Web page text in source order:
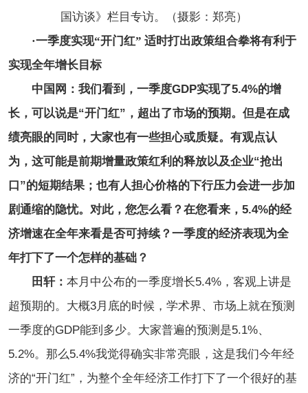
国访谈》栏目专访。（摄影：郑亮）
·一季度实现“开门红” 适时打出政策组合拳将有利于
实现全年增长目标
中国网：我们看到，一季度GDP实现了5.4%的增
长，可以说是“开门红”，超出了市场的预期。但是在成
绩亮眼的同时，大家也有一些担心或质疑。有观点认
为，这可能是前期增量政策红利的释放以及企业“抢出
口”的短期结果；也有人担心价格的下行压力会进一步加
剧通缩的隐忧。对此，您怎么看？在您看来，5.4%的经
济增速在全年来看是否可持续？一季度的经济表现为全
年打下了一个怎样的基础？
田轩： 本月中公布的一季度增长5.4%，客观上讲是
超预期的。大概3月底的时候，学术界、市场上就在预测
一季度的GDP能到多少。大家普遍的预测是5.1%、
5.2%。那么5.4%我觉得确实非常亮眼，这是我们今年经
济的“开门红”，为整个全年经济工作打下了一个很好的基